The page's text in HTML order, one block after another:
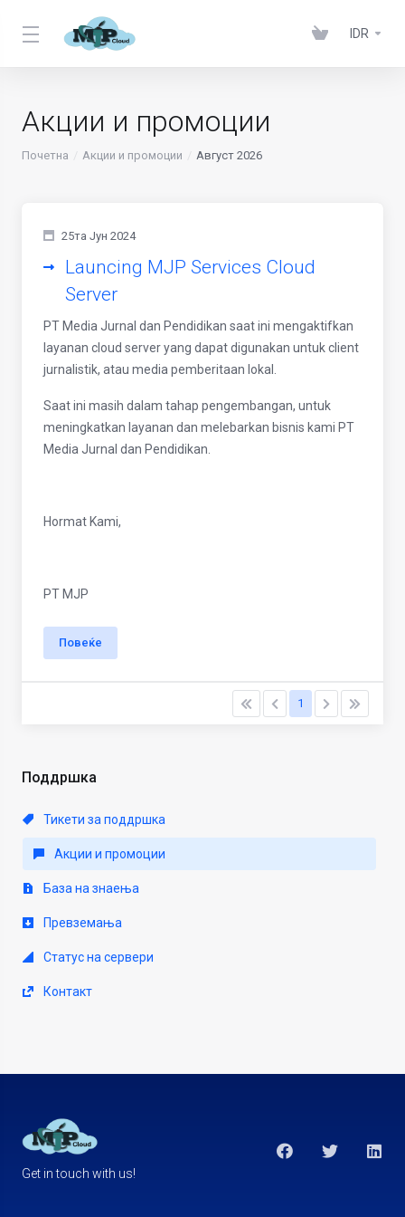
IDR
Акции и промоции
Почетна Акции и промоции Август 2026
Поддршка
Тикети за поддршка
Акции и промоции
База на знаења
Превземања
Статус на сервери
Контакт
25та Јун 2024
Launcing MJP Services Cloud
Server
PT Media Jurnal dan Pendidikan saat ini mengaktifkan
layanan cloud server yang dapat digunakan untuk client
jurnalistik, atau media pemberitaan lokal.
Saat ini masih dalam tahap pengembangan, untuk
meningkatkan layanan dan melebarkan bisnis kami PT
Media Jurnal dan Pendidikan.
Hormat Kami,
PT MJP
Повеќе
1
Get in touch with us!